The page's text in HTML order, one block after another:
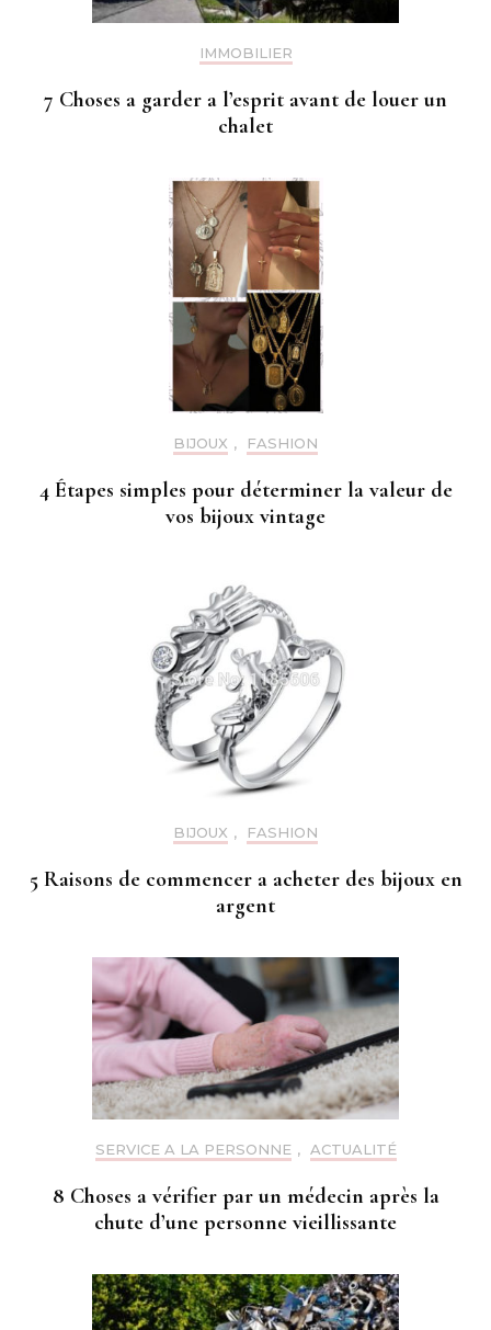
IMMOBILIER
7 Choses a garder a l’esprit avant de louer un
chalet
BIJOUX , FASHION
4 Étapes simples pour déterminer la valeur de
vos bijoux vintage
BIJOUX , FASHION
5 Raisons de commencer a acheter des bijoux en
argent
SERVICE A LA PERSONNE , ACTUALITÉ
8 Choses a vérifier par un médecin après la
chute d’une personne vieillissante